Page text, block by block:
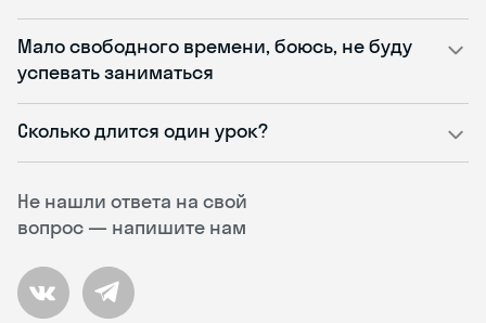
Не нашли ответа на свой
вопрос — напишите нам
Мало свободного времени, боюсь, не буду
успевать заниматься
Сколько длится один урок?